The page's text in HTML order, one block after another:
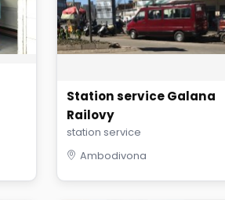
Station service Galana
Railovy
station service
Ambodivona